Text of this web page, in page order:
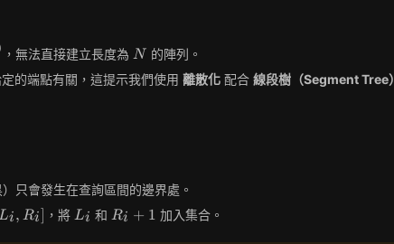
，無法直接建立長度為 N
N 的陣列。
的端點有關，這提示我們使用 離散化配合 線段樹（Segment Tree）
只會發生在查詢區間的邊界處。
i, Ri] ，將 L_i
Li 和 R_i+1
Ri + 1 加入集合。